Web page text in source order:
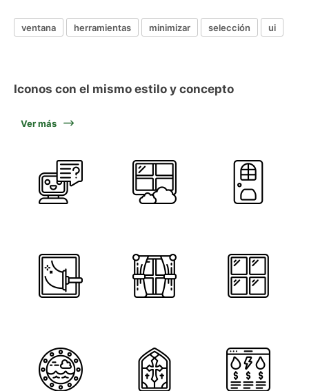
ventana herramientas minimizar selección ui
Iconos con el mismo estilo y concepto
Ver más